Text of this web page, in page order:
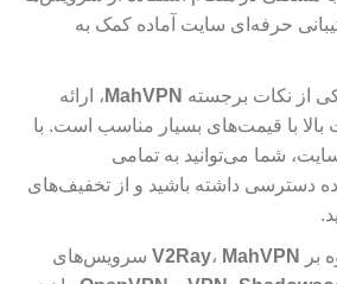
حرفه‌ای سایت آماده کمک به
از نکات برجسته MahVPN ، ارائه
با قیمت‌های بسیار مناسب است. با
شما می‌توانید به تمامی
دسترسی داشته باشید و از تخفیف‌های
بر V2Ray، MahVPN
سرویس‌های